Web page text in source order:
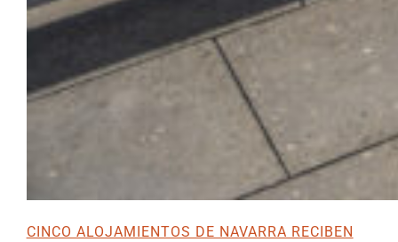
CINCO ALOJAMIENTOS DE NAVARRA RECIBEN